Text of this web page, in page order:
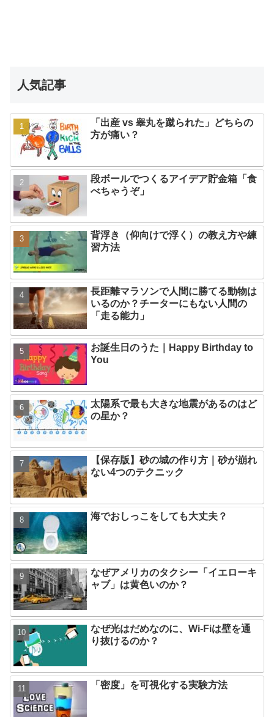
人気記事
「出産 vs 睾丸を蹴られた」どちらの
方が痛い？
段ボールでつくるアイデア貯金箱「食
べちゃうぞ」
背浮き（仰向けで浮く）の教え方や練
習方法
長距離マラソンで人間に勝てる動物は
いるのか？チーターにもない人間の
「走る能力」
お誕生日のうた｜Happy Birthday to
You
太陽系で最も大きな地震があるのはど
の星か？
【保存版】砂の城の作り方｜砂が崩れ
ない4つのテクニック
海でおしっこをしても大丈夫？
なぜアメリカのタクシー「イエローキ
ャブ」は黄色いのか？
なぜ光はだめなのに、Wi-Fiは壁を通
り抜けるのか？
「密度」を可視化する実験方法